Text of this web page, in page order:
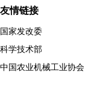
友情链接
国家发改委
科学技术部
中国农业机械工业协会